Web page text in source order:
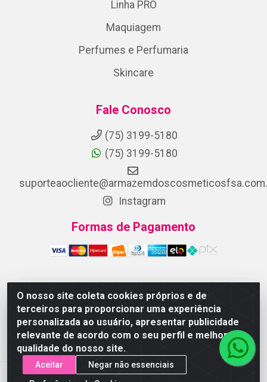
O nosso site coleta cookies próprios e de
terceiros para proporcionar uma experiência
personalizada ao usuário, apresentar publicidade
relevante de acordo com o seu perfil e melhorar a
qualidade do nosso site.
Aceitar
Negar não essenciais
Linha PRO
Maquiagem
Perfumes e Perfumaria
Skincare
Fale Conosco
(75) 3199-5180
(75) 3199-5180
Instagram
Formas de Pagamento
ARMAZEM DOS COSMETICOS DISTRIBUIDORA LTDA -
Av.Transnordestina, 2222 - Parque Ipê, Feira de
Santana/BA - CEP 44.054-008 - CNPJ 07.246.802/0001-
25